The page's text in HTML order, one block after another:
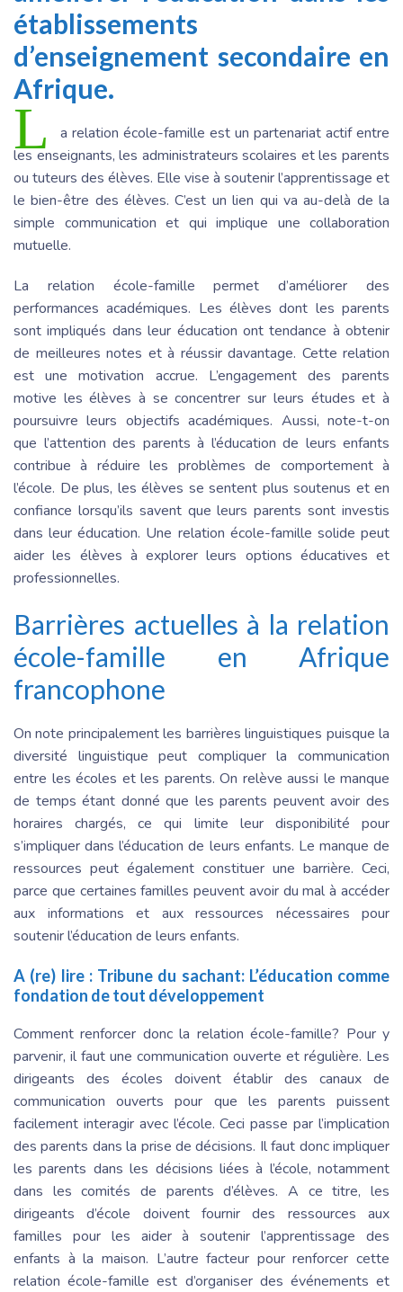
établissements
d’enseignement secondaire en
Afrique.
L
a relation école-famille est un partenariat actif entre
les enseignants, les administrateurs scolaires et les parents
ou tuteurs des élèves. Elle vise à soutenir l’apprentissage et
le bien-être des élèves. C’est un lien qui va au-delà de la
simple communication et qui implique une collaboration
mutuelle.
La relation école-famille permet d’améliorer des
performances académiques. Les élèves dont les parents
sont impliqués dans leur éducation ont tendance à obtenir
de meilleures notes et à réussir davantage. Cette relation
est une motivation accrue. L’engagement des parents
motive les élèves à se concentrer sur leurs études et à
poursuivre leurs objectifs académiques. Aussi, note-t-on
que l’attention des parents à l’éducation de leurs enfants
contribue à réduire les problèmes de comportement à
l’école. De plus, les élèves se sentent plus soutenus et en
confiance lorsqu’ils savent que leurs parents sont investis
dans leur éducation. Une relation école-famille solide peut
aider les élèves à explorer leurs options éducatives et
professionnelles.
Barrières actuelles à la relation
école-famille en Afrique
francophone
On note principalement les barrières linguistiques puisque la
diversité linguistique peut compliquer la communication
entre les écoles et les parents. On relève aussi le manque
de temps étant donné que les parents peuvent avoir des
horaires chargés, ce qui limite leur disponibilité pour
s’impliquer dans l’éducation de leurs enfants. Le manque de
ressources peut également constituer une barrière. Ceci,
parce que certaines familles peuvent avoir du mal à accéder
aux informations et aux ressources nécessaires pour
soutenir l’éducation de leurs enfants.
A (re) lire : Tribune du sachant: L’éducation comme
fondation de tout développement
Comment renforcer donc la relation école-famille? Pour y
parvenir, il faut une communication ouverte et régulière. Les
dirigeants des écoles doivent établir des canaux de
communication ouverts pour que les parents puissent
facilement interagir avec l’école. Ceci passe par l’implication
des parents dans la prise de décisions. Il faut donc impliquer
les parents dans les décisions liées à l’école, notamment
dans les comités de parents d’élèves. A ce titre, les
dirigeants d’école doivent fournir des ressources aux
familles pour les aider à soutenir l’apprentissage des
enfants à la maison. L’autre facteur pour renforcer cette
relation école-famille est d’organiser des événements et